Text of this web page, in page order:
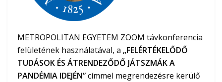
METROPOLITAN EGYETEM ZOOM távkonferencia
felületének használatával, a „FELÉRTÉKELŐDŐ
TUDÁSOK ÉS ÁTRENDEZŐDŐ JÁTSZMÁK A
PANDÉMIA IDEJÉN”címmel megrendezésre kerülő